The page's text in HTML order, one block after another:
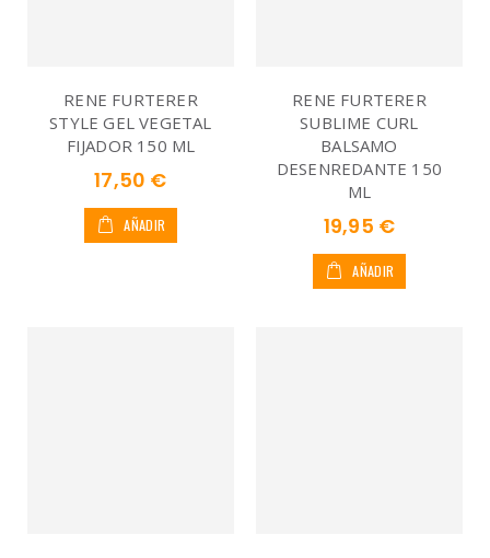
RENE FURTERER
STYLE GEL VEGETAL
FIJADOR 150 ML
17,50 €
AÑADIR
RENE FURTERER
SUBLIME CURL
BALSAMO
DESENREDANTE 150
ML
19,95 €
AÑADIR